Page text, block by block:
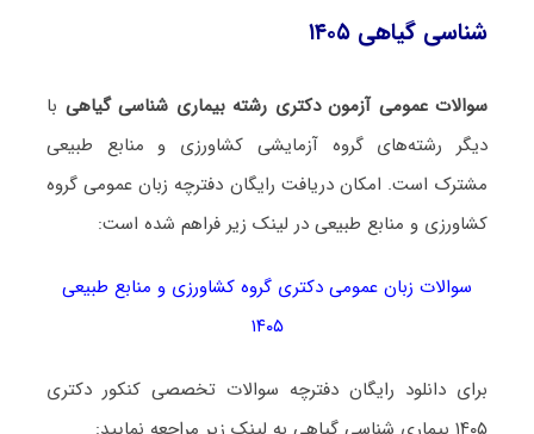
شناسی گیاهی ۱۴۰۵
سوالات عمومی آزمون دکتری رشته بیماری شناسی گیاهی با
دیگر رشته‌های گروه آزمایشی کشاورزی و منابع طبیعی
مشترک است. امکان دریافت رایگان دفترچه زبان عمومی گروه
کشاورزی و منابع طبیعی در لینک‌ زیر فراهم شده است:
سوالات زبان عمومی دکتری گروه کشاورزی و منابع طبیعی
۱۴۰۵
برای دانلود رایگان دفترچه سوالات تخصصی کنکور دکتری